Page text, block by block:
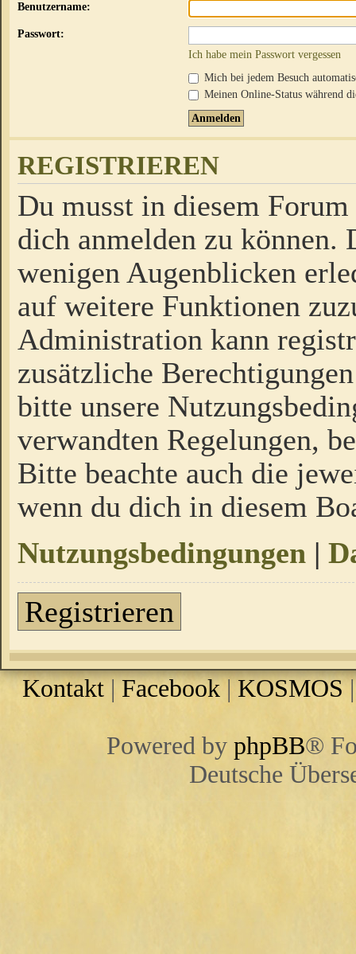
Benutzername:
Passwort:
Ich habe mein Passwort vergessen
Mich bei jedem Besuch
Meinen Online-Status während
REGISTRIEREN
Du musst in diesem
dich anmelden zu
wenigen Augenblicken
auf weitere Funktionen
Administration kann
zusätzliche
bitte unsere
verwandten Regelungen,
Bitte beachte auch die
wenn du dich in diesem
Nutzungsbedingungen |
Registrieren
Kontakt | Facebook |KOSMOS
Powered by phpBB®
Deutsche